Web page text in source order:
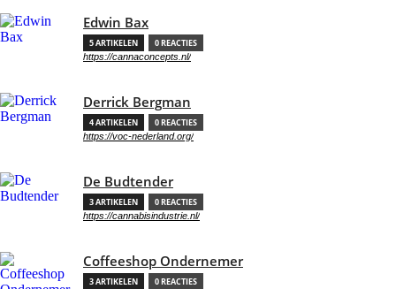
Edwin Bax
5 ARTIKELEN 0 REACTIES
https://cannaconcepts.nl/
Derrick Bergman
4 ARTIKELEN 0 REACTIES
https://voc-nederland.org/
De Budtender
3 ARTIKELEN 0 REACTIES
https://cannabisindustrie.nl/
Coffeeshop Ondernemer
3 ARTIKELEN 0 REACTIES